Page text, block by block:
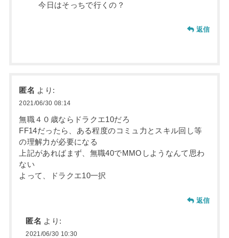
今日はそっちで行くの？
返信
匿名 より:
2021/06/30 08:14
無職４０歳ならドラクエ10だろ
FF14だったら、ある程度のコミュ力とスキル回し等
の理解力が必要になる
上記があればまず、無職40でMMOしようなんて思わ
ない
よって、ドラクエ10一択
返信
匿名 より:
2021/06/30 10:30